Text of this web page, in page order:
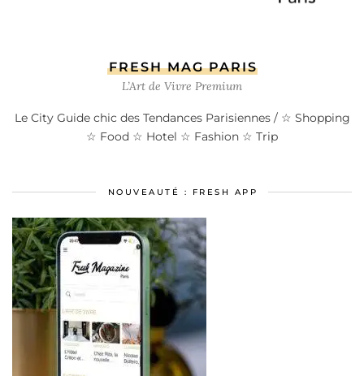
FRESH MAG PARIS
L’Art de Vivre Premium
Le City Guide chic des Tendances Parisiennes / ☆ Shopping
☆ Food ☆ Hotel ☆ Fashion ☆ Trip
NOUVEAUTÉ : FRESH APP